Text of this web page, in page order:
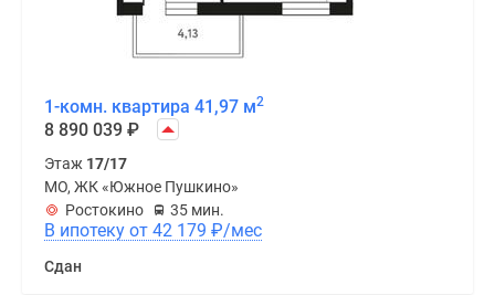
1-комн. квартира 41,97 м2
8 890 039 ₽
Этаж 17/17
МО, ЖК «Южное Пушкино»
Ростокино
35 мин.
В ипотеку от 42 179 ₽/мес
Сдан